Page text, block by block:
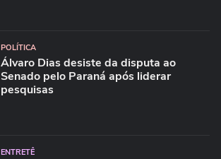
POLÍTICA
Álvaro Dias desiste da disputa ao
Senado pelo Paraná após liderar
pesquisas
ENTRETÊ